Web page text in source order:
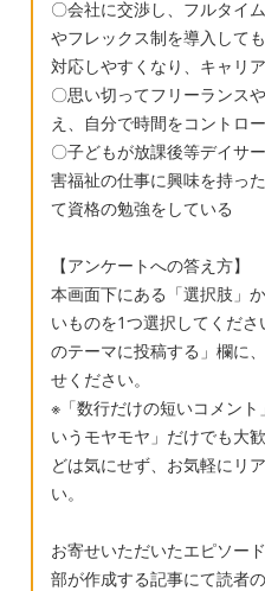
〇会社に交渉し、フルタイ
やフレックス制を導入して
対応しやすくなり、キャリ
〇思い切ってフリーランス
え、自分で時間をコントロ
〇子どもが放課後等デイサ
害福祉の仕事に興味を持っ
て資格の勉強をしている
【アンケートへの答え方】
本画面下にある「選択肢」
いものを1つ選択してくだ
のテーマに投稿する」欄に
せください。
※「数行だけの短いコメン
いうモヤモヤ」だけでも大
どは気にせず、お気軽にリ
い。
お寄せいただいたエピソー
部が作成する記事にて読者